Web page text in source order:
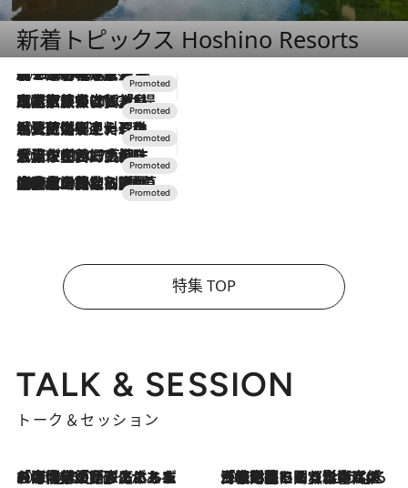
新着トピックス Hoshino Resorts
2026.8.7
【トンボの足水浴】ヒノキの香りに包まれて涼感マックス！約13℃の湧水かけ流しを避暑地「星野温泉 トンボの湯」で体験
2026.7.31
【ホテル帰省】という選択肢をOMOが提案。家族とほどよい距離を保つには「昼は実家、夜は気兼ねなくホテルで！」
2026.7.24
【夏限定ディナーコース】旬を迎える稚鮎や花ズッキーニなどをイタリア・トスカーナの郷土料理の手法で満喫！
2026.7.17
「土佐和ハーブかき氷」がOMO7高知に登場！生姜、山椒、大葉など目にも舌にも涼を呼ぶ郷土の味
2026.7.10
NEW OPEN！【界 草津】名湯の地に誕生。趣の異なる2種の温泉と上州ならではの会席・蕎麦割烹など美食を味わう究極の癒やし旅
特集 TOP
TALK & SESSION
トーク＆セッション
2026.8.3
「今後値上げがあるとすれば…」「リスクがあるのは今年の冬」エネルギー専門家が語る、ホルムズ海峡封鎖が家庭にもたらす“ある心配” 2026.8.3
「住宅建てられない…」「サーチャージ料の高値が続いている」ホルムズ海峡封鎖による影響はいつまで続く？《エネルギー専門家に聞く“どうなる日本の暮らし”》